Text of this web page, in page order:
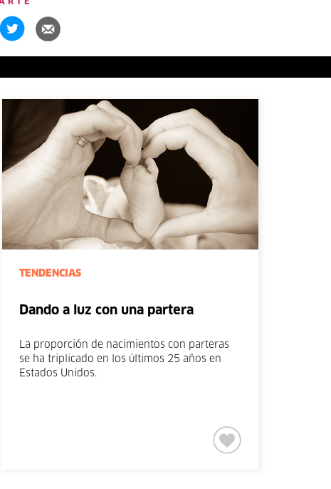
TENDENCIAS
Dando a luz con una partera
La proporción de nacimientos con parteras
se ha triplicado en los últimos 25 años en
Estados Unidos.